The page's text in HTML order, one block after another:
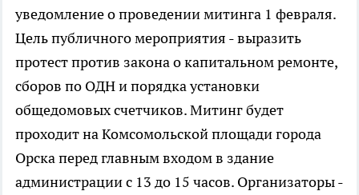
уведомление о проведении митинга 1 февраля.
Цель публичного мероприятия - выразить
протест против закона о капитальном ремонте,
сборов по ОДН и порядка установки
общедомовых счетчиков. Митинг будет
проходит на Комсомольской площади города
Орска перед главным входом в здание
администрации с 13 до 15 часов. Организаторы -